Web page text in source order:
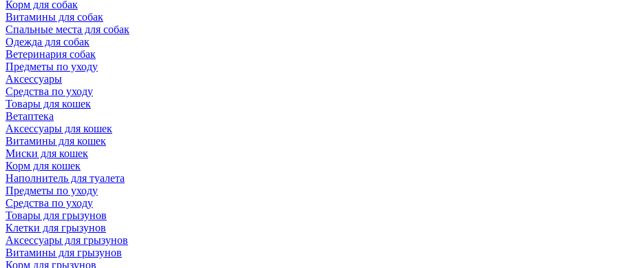
Корм для собак
Витамины для собак
Спальные места для собак
Одежда для собак
Ветеринария собак
Предметы по уходу
Аксессуары
Средства по уходу
Товары для кошек
Ветаптека
Аксессуары для кошек
Витамины для кошек
Миски для кошек
Корм для кошек
Наполнитель для туалета
Предметы по уходу
Средства по уходу
Товары для грызунов
Клетки для грызунов
Аксессуары для грызунов
Витамины для грызунов
Корм для грызунов